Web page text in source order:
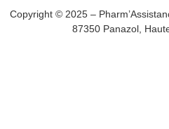
Copyright © 2025 –
87350 Panazol,